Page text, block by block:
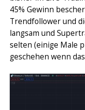
45% Gewinn
Trendfollower und
langsam und
selten (einige Male
geschehen wenn